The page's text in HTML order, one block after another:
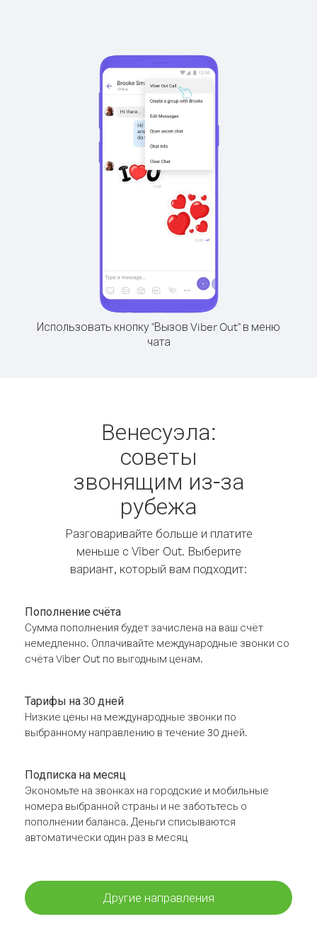
Использовать кнопку "Вызов Viber Out" в меню
чата
Венесуэла:
советы
звонящим из-за
рубежа
Разговаривайте больше и платите
меньше с Viber Out. Выберите
вариант, который вам подходит:
Пополнение счёта
Сумма пополнения будет зачислена на ваш счёт
немедленно. Оплачивайте международные звонки со
счёта Viber Out по выгодным ценам.
Тарифы на 30 дней
Низкие цены на международные звонки по
выбранному направлению в течение 30 дней.
Подписка на месяц
Экономьте на звонках на городские и мобильные
номера выбранной страны и не заботьтесь о
пополнении баланса. Деньги списываются
автоматически один раз в месяц
Другие направления